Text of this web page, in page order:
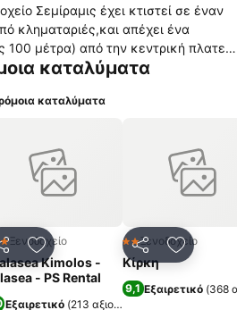
Σεμίραμις έχει κτιστεί σε έναν
κληματαριές,και απέχει ένα
100 μέτρα) από την κεντρική πλατεία
θάλασσα, 300 μέτρα από το
Καθαρό και ήσυχο, το ξενοδοχείο
χώρο σκεπασμένο από κληματαριές.
Σεμίραμις – Λεωφορειάκι θα σας
του Αδάμαντα ή το αεροδρόμιο
από την ποικιλομορφία της
οι πολύχρωμοι βράχοι και οι
της θα ευχαριστήσουν όλους
χρωμάτων.
καταλύματα
καταλύματα
Προσθήκη στα αγαπημένα
Ξενοδοχείο
Kimolos -
- PS Rental
Εξαιρετικό (213 αξιολογήσεις
Κοινοποίηση
2 Αστέρια
Ξενοδοχείο
Κίρκη
9,1 Εξαιρετικό (368